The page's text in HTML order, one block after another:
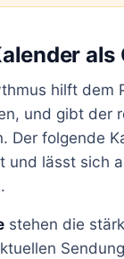
hilft dem
und gibt der
Der folgende
und lässt sich
stehen die